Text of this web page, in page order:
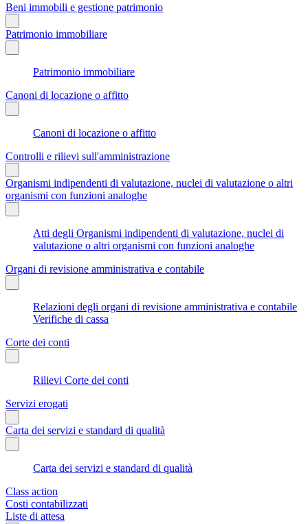
Beni immobili e gestione patrimonio
Patrimonio immobiliare
Patrimonio immobiliare
Canoni di locazione o affitto
Canoni di locazione o affitto
Controlli e rilievi sull'amministrazione
Organismi indipendenti di valutazione, nuclei di valutazione o altri
organismi con funzioni analoghe
Atti degli Organismi indipendenti di valutazione, nuclei di
valutazione o altri organismi con funzioni analoghe
Organi di revisione amministrativa e contabile
Relazioni degli organi di revisione amministrativa e contabile
Verifiche di cassa
Corte dei conti
Rilievi Corte dei conti
Servizi erogati
Carta dei servizi e standard di qualità
Carta dei servizi e standard di qualità
Class action
Costi contabilizzati
Liste di attesa